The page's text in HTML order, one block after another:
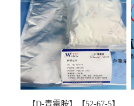
【D-青霉胺】【52-67-5】